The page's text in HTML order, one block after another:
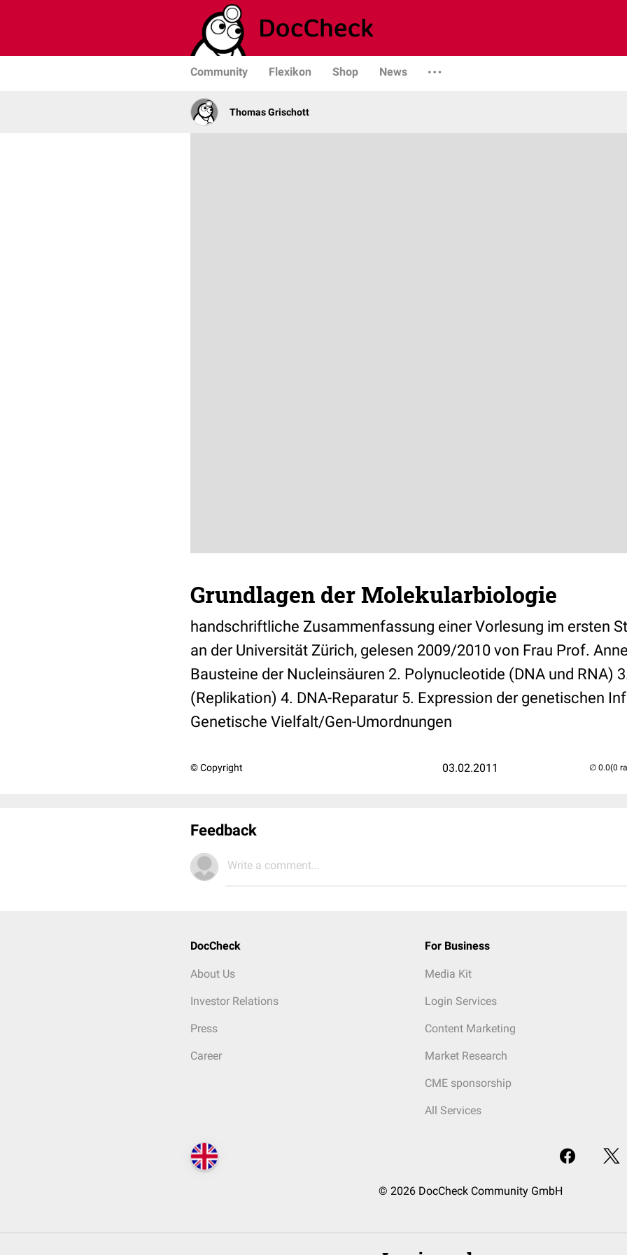
Community Flexikon Shop News
Thomas Grischott
Grundlagen der Molekularbiologie
handschriftliche Zusammenfassung einer Vorlesung im ersten
an der Universität Zürich, gelesen 2009/2010 von Frau Prof.
Bausteine der Nucleinsäuren 2. Polynucleotide (DNA und RNA)
(Replikation) 4. DNA-Reparatur 5. Expression der genetischen
Genetische Vielfalt/Gen-Umordnungen
© Copyright 03.02.2011 (0
Feedback
Write a comment...
DocCheck
About Us
Investor Relations
Press
Career
For Business
Media Kit
Login Services
Content Marketing
Market Research
CME sponsorship
All Services
© 2026 DocCheck Community GmbH